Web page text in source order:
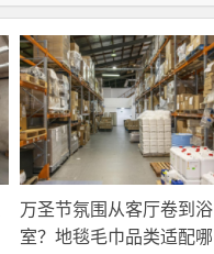
万圣节氛围从客厅卷到浴
室？地毯毛巾品类适配哪